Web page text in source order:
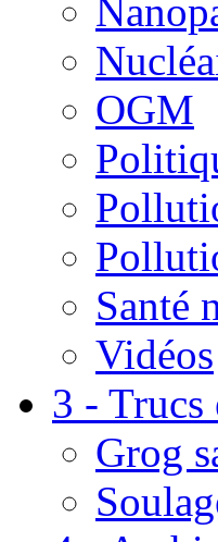
OGM
Santé
Vidéos
3 - Trucs
Grog